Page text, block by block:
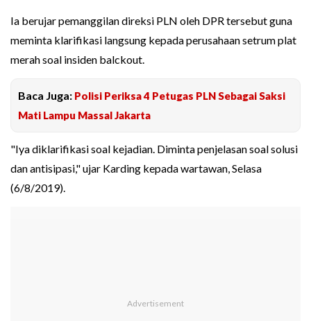
Ia berujar pemanggilan direksi PLN oleh DPR tersebut guna
meminta klarifikasi langsung kepada perusahaan setrum plat
merah soal insiden balckout.
Baca Juga: Polisi Periksa 4 Petugas PLN Sebagai Saksi
Mati Lampu Massal Jakarta
"Iya diklarifikasi soal kejadian. Diminta penjelasan soal solusi
dan antisipasi," ujar Karding kepada wartawan, Selasa
(6/8/2019).